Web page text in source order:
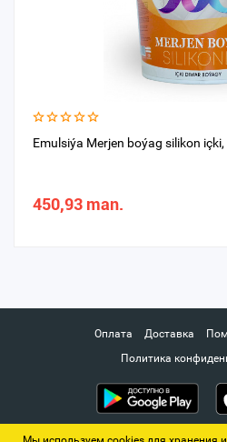
Emulsiýa Merjen boýag silikon içki,
450,93 man.
Оплата Доставка
Политика